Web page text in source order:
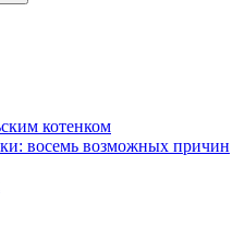
котенком
восемь возможных причин